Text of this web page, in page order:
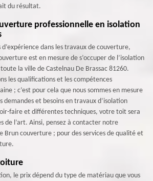
du résultat.
professionnelle en isolation
d’expérience dans les travaux de couverture,
est en mesure de s’occuper de l’isolation
la ville de Castelnau De Brassac 81260.
les qualifications et les compétences
; c’est pour cela que nous sommes en mesure
demandes et besoins en travaux d’isolation
faire et différentes techniques, votre toit sera
de l’art. Ainsi, pensez à contacter notre
Brun couverture ; pour des services de qualité et
le prix dépend du type de matériau que vous